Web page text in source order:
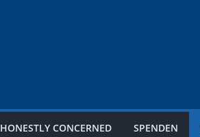
HONESTLY CONCERNED SPENDEN